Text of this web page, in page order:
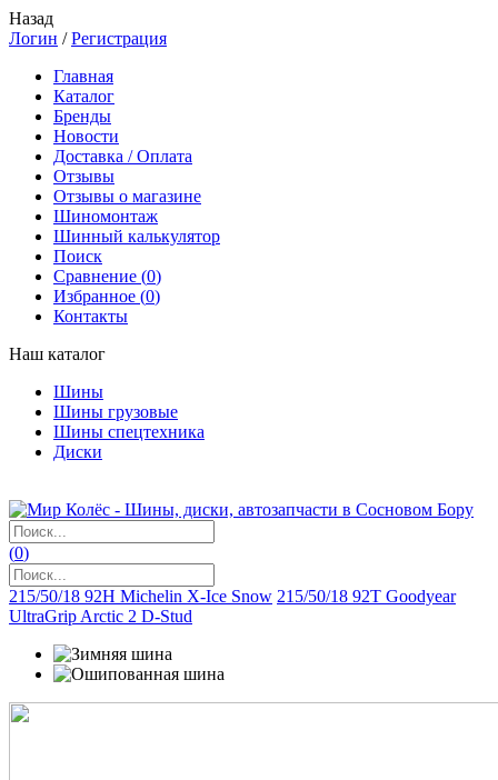
Назад
Логин /Регистрация
Главная
Каталог
Бренды
Новости
Доставка / Оплата
Отзывы
Отзывы о магазине
Шиномонтаж
Шинный калькулятор
Поиск
Сравнение (0)
Избранное (0)
Контакты
Наш каталог
Шины
Шины грузовые
Шины спецтехника
Диски
(0)
215/50/18 92H Michelin X-Ice Snow 215/50/18 92T Goodyear
UltraGrip Arctic 2 D-Stud